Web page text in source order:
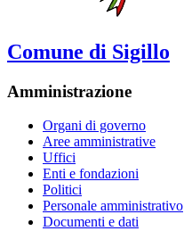
Comune di Sigillo
Amministrazione
Organi di governo
Aree amministrative
Uffici
Enti e fondazioni
Politici
Personale amministrativo
Documenti e dati